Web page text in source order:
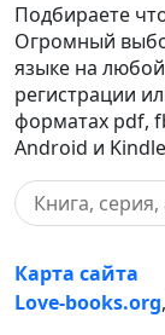
Подбираете
Огромный
языке на любой
регистрации
форматах pdf,
Android и
Карта сайта
Love-books.org,